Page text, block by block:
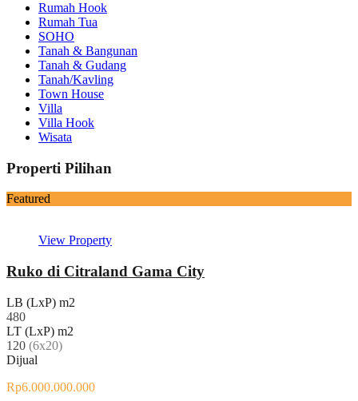
Rumah Hook
Rumah Tua
SOHO
Tanah & Bangunan
Tanah & Gudang
Tanah/Kavling
Town House
Villa
Villa Hook
Wisata
Properti Pilihan
Featured
View Property
Ruko di Citraland Gama City
LB (LxP) m2
480
LT (LxP) m2
120 (6x20)
Dijual
Rp6.000.000.000